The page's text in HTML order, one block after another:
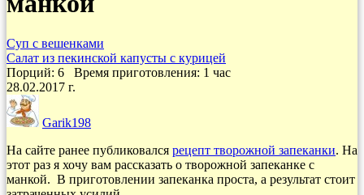
Cуп с вешенками
Cалат из пекинской капусты с курицей
Порций: 6 Время приготовления: 1 час
28.02.2017 г.
Garik198
На сайте ранее публиковался рецепт творожной запеканки. На
этот раз я хочу вам рассказать о творожной запеканке с
манкой. В приготовлении запеканка проста, а результат стоит